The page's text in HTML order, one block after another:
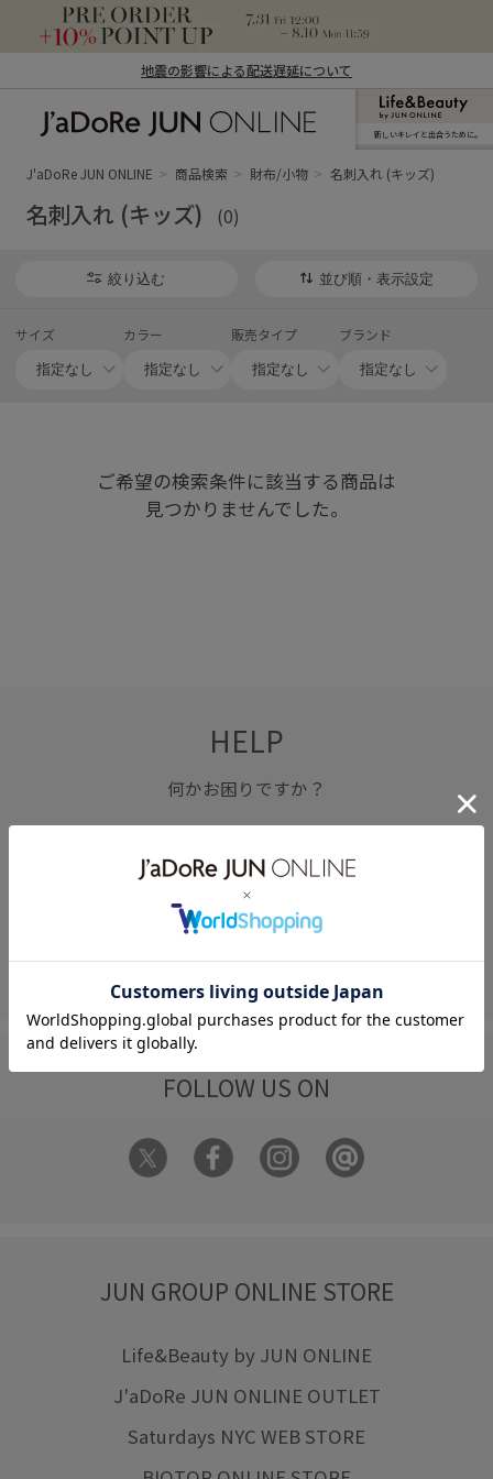
地震の影響による配送遅延について
ン オンライン）
新しいキレイと出合うために。
J'aDoRe JUN ONLINE 商品検索 財布/小物 名刺入れ (キッズ)
名刺入れ (キッズ) (0)
絞り込む 並び順・表示設定
サイズ カラー 販売タイプ ブランド
ご希望の検索条件に該当する商品は
見つかりませんでした。
HELP
何かお困りですか？
FAQ
お問い合わせ
フォーム
FOLLOW US ON
JUN GROUP ONLINE STORE
Life&Beauty by JUN ONLINE
J'aDoRe JUN ONLINE OUTLET
Saturdays NYC WEB STORE